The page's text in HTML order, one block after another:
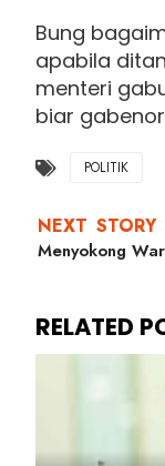
Bung
apabila
menteri
biar
POLITIK
Menyokong